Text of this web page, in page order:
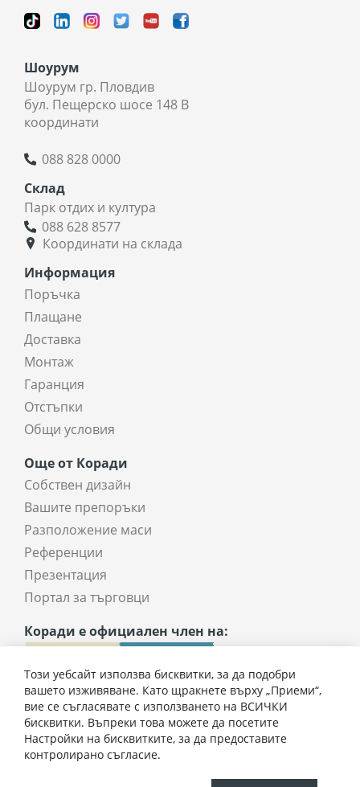
268,50 € / 525,14 лв.
Шоурум
Шоурум гр. Пловдив
бул. Пещерско шосе 148 В
координати
088 828 0000
Склад
Парк отдих и култура
088 628 8577
Координати на склада
Информация
Поръчка
Плащане
Доставка
Монтаж
Гаранция
Отстъпки
Общи условия
Още от Коради
Собствен дизайн
Вашите препоръки
Разположение маси
Референции
Презентация
Портал за търговци
Коради е официален член на:
Този уебсайт използва бисквитки, за да подобри
вашето изживяване. Като щракнете върху „Приеми“,
вие се съгласявате с използването на ВСИЧКИ
бисквитки. Въпреки това можете да посетите
Настройки на бисквитките, за да предоставите
контролирано съгласие.